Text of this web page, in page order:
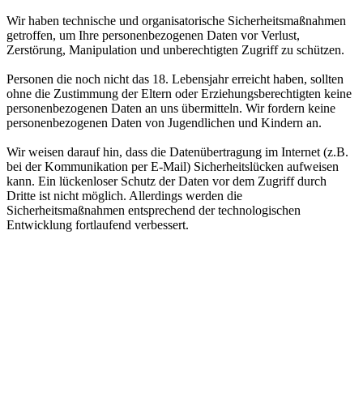
Wir haben technische und organisatorische Sicherheitsmaßnahmen
getroffen, um Ihre personenbezogenen Daten vor Verlust,
Zerstörung, Manipulation und unberechtigten Zugriff zu schützen.
Personen die noch nicht das 18. Lebensjahr erreicht haben, sollten
ohne die Zustimmung der Eltern oder Erziehungsberechtigten keine
personenbezogenen Daten an uns übermitteln. Wir fordern keine
personenbezogenen Daten von Jugendlichen und Kindern an.
Wir weisen darauf hin, dass die Datenübertragung im Internet (z.B.
bei der Kommunikation per E-Mail) Sicherheitslücken aufweisen
kann. Ein lückenloser Schutz der Daten vor dem Zugriff durch
Dritte ist nicht möglich. Allerdings werden die
Sicherheitsmaßnahmen entsprechend der technologischen
Entwicklung fortlaufend verbessert.